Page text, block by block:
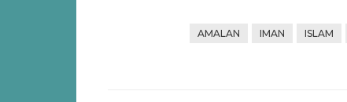
AMALAN IMAN ISLAM